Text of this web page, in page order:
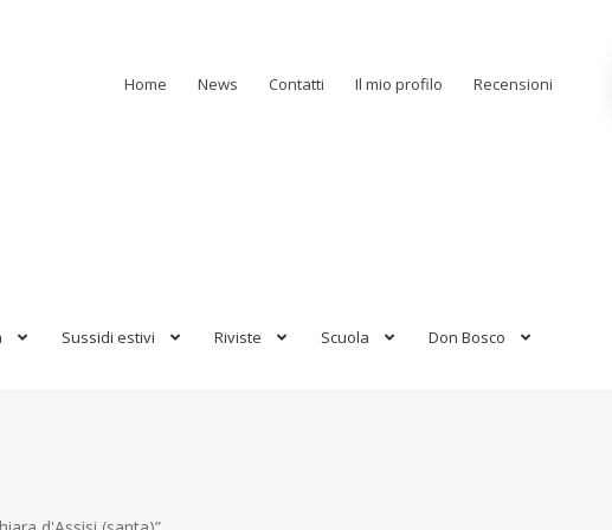
Home News Contatti Il mio profilo Recensioni
Sussidi estivi Riviste Scuola Don Bosco